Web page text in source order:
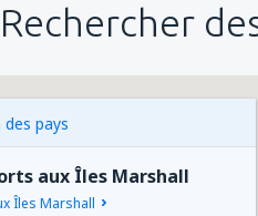
Rechercher
des pays
aux Îles Marshall
Îles Marshall